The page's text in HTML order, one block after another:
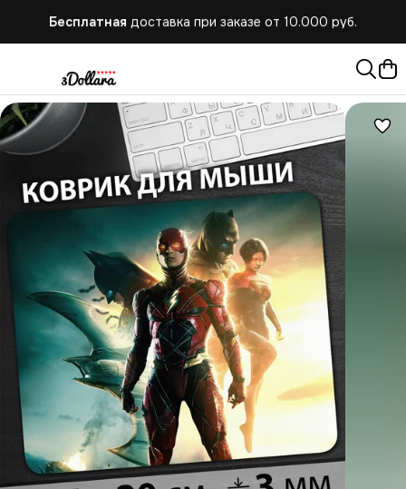
Бесплатная доставка при заказе от 10.000 руб.